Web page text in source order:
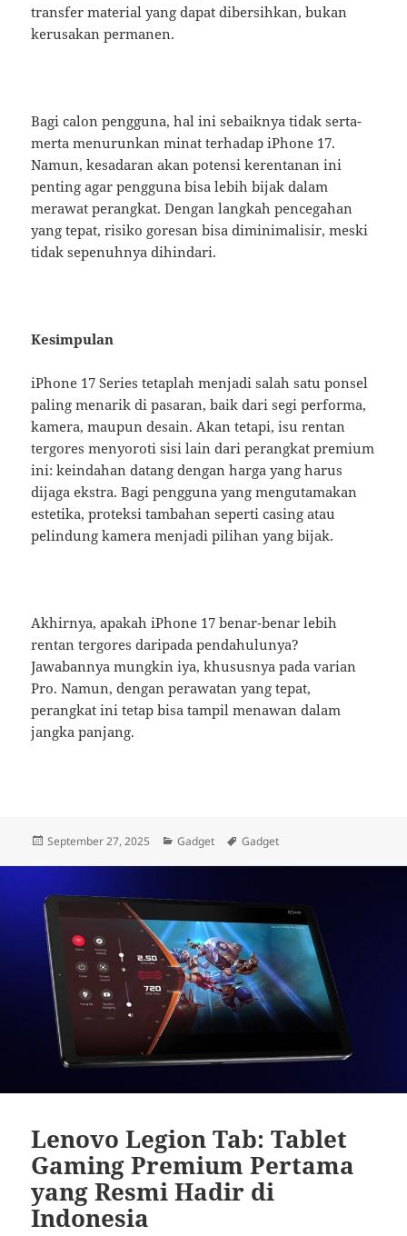
transfer material yang dapat dibersihkan, bukan
kerusakan permanen.
Bagi calon pengguna, hal ini sebaiknya tidak serta-
merta menurunkan minat terhadap iPhone 17.
Namun, kesadaran akan potensi kerentanan ini
penting agar pengguna bisa lebih bijak dalam
merawat perangkat. Dengan langkah pencegahan
yang tepat, risiko goresan bisa diminimalisir, meski
tidak sepenuhnya dihindari.
Kesimpulan
iPhone 17 Series tetaplah menjadi salah satu ponsel
paling menarik di pasaran, baik dari segi performa,
kamera, maupun desain. Akan tetapi, isu rentan
tergores menyoroti sisi lain dari perangkat premium
ini: keindahan datang dengan harga yang harus
dijaga ekstra. Bagi pengguna yang mengutamakan
estetika, proteksi tambahan seperti casing atau
pelindung kamera menjadi pilihan yang bijak.
Akhirnya, apakah iPhone 17 benar-benar lebih
rentan tergores daripada pendahulunya?
Jawabannya mungkin iya, khususnya pada varian
Pro. Namun, dengan perawatan yang tepat,
perangkat ini tetap bisa tampil menawan dalam
jangka panjang.
Posted
September 27, 2025 Categories
Gadget Tags
Gadget
Lenovo Legion Tab: Tablet
Gaming Premium Pertama
yang Resmi Hadir di
Indonesia